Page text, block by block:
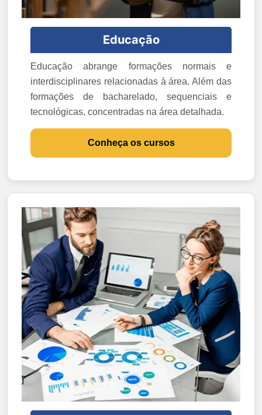
Educação
Educação abrange formações normais e
interdisciplinares relacionadas à área. Além das
formações de bacharelado, sequenciais e
tecnológicas, concentradas na área detalhada.
Conheça os cursos